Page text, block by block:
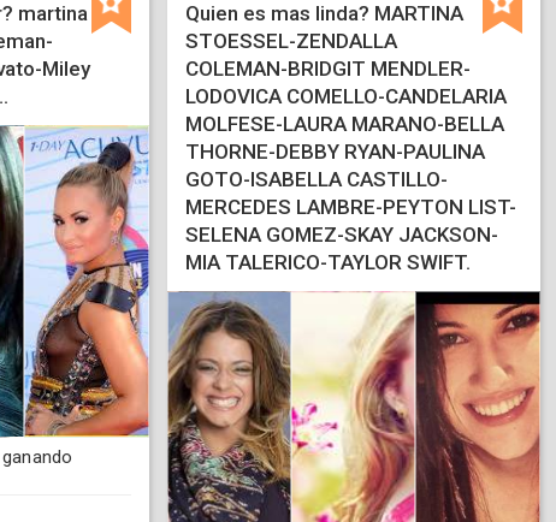
martina
Miley
Quien es mas linda? MARTINA
STOESSEL-ZENDALLA
COLEMAN-BRIDGIT MENDLER-
LODOVICA COMELLO-CANDELARIA
MOLFESE-LAURA MARANO-BELLA
THORNE-DEBBY RYAN-PAULINA
GOTO-ISABELLA CASTILLO-
MERCEDES LAMBRE-PEYTON LIST-
SELENA GOMEZ-SKAY JACKSON-
MIA TALERICO-TAYLOR SWIFT.